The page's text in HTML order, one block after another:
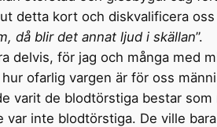
detta kort och diskvalificera
då blir det annat ljud i skällan”.
delvis, för jag och många med
ofarlig vargen är för oss
varit de blodtörstiga bestar
var inte blodtörstiga. De ville